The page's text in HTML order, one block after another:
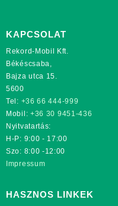
KAPCSOLAT
Rekord-Mobil Kft.
Békéscsaba,
Bajza utca 15.
5600
Tel: +36 66 444-999
Mobil: +36 30 9451-436
Nyitvatartás:
H-P: 9:00 - 17:00
Szo: 8:00 -12:00
Impressum
HASZNOS LINKEK